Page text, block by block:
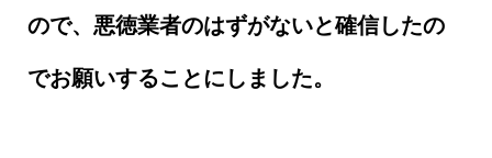
ので、悪徳業者のはずがないと確信したの
でお願いすることにしました。